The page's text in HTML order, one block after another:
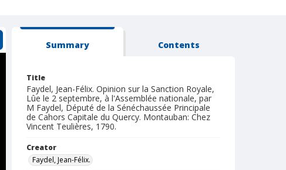
Summary Contents
Title
Faydel, Jean-Félix. Opinion sur la Sanction Royale,
Lûe le 2 septembre, à l'Assemblée nationale, par
M Faydel, Député de la Sénéchaussée Principale
de Cahors Capitale du Quercy. Montauban: Chez
Vincent Teulières, 1790.
Creator
Faydel, Jean-Félix.